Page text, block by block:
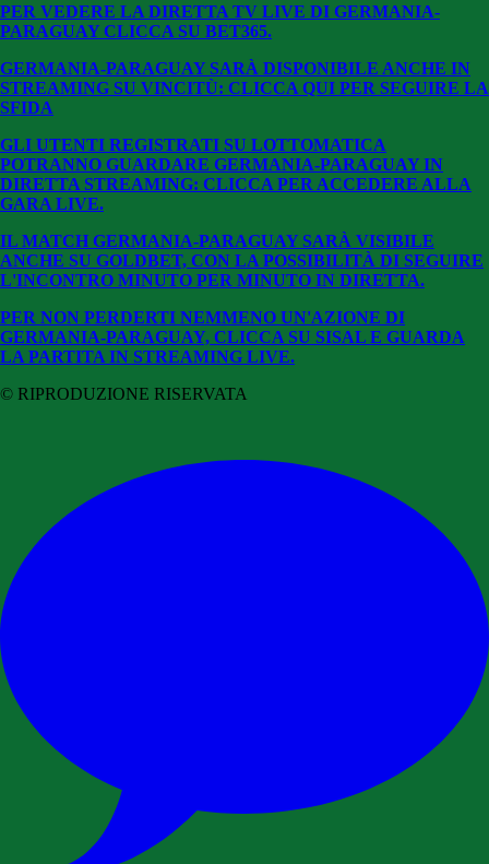
PER VEDERE LA DIRETTA TV LIVE DI GERMANIA-
PARAGUAY CLICCA SU BET365.
GERMANIA-PARAGUAY SARÀ DISPONIBILE ANCHE IN
STREAMING SU VINCITÙ: CLICCA QUI PER SEGUIRE LA
SFIDA
GLI UTENTI REGISTRATI SU LOTTOMATICA
POTRANNO GUARDARE GERMANIA-PARAGUAY IN
DIRETTA STREAMING: CLICCA PER ACCEDERE ALLA
GARA LIVE.
IL MATCH GERMANIA-PARAGUAY SARÀ VISIBILE
ANCHE SU GOLDBET, CON LA POSSIBILITÀ DI SEGUIRE
L'INCONTRO MINUTO PER MINUTO IN DIRETTA.
PER NON PERDERTI NEMMENO UN'AZIONE DI
GERMANIA-PARAGUAY, CLICCA SU SISAL E GUARDA
LA PARTITA IN STREAMING LIVE.
© RIPRODUZIONE RISERVATA